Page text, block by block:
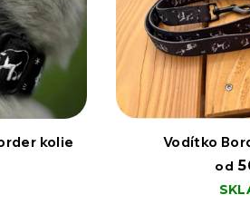
kolie Vodítko
od